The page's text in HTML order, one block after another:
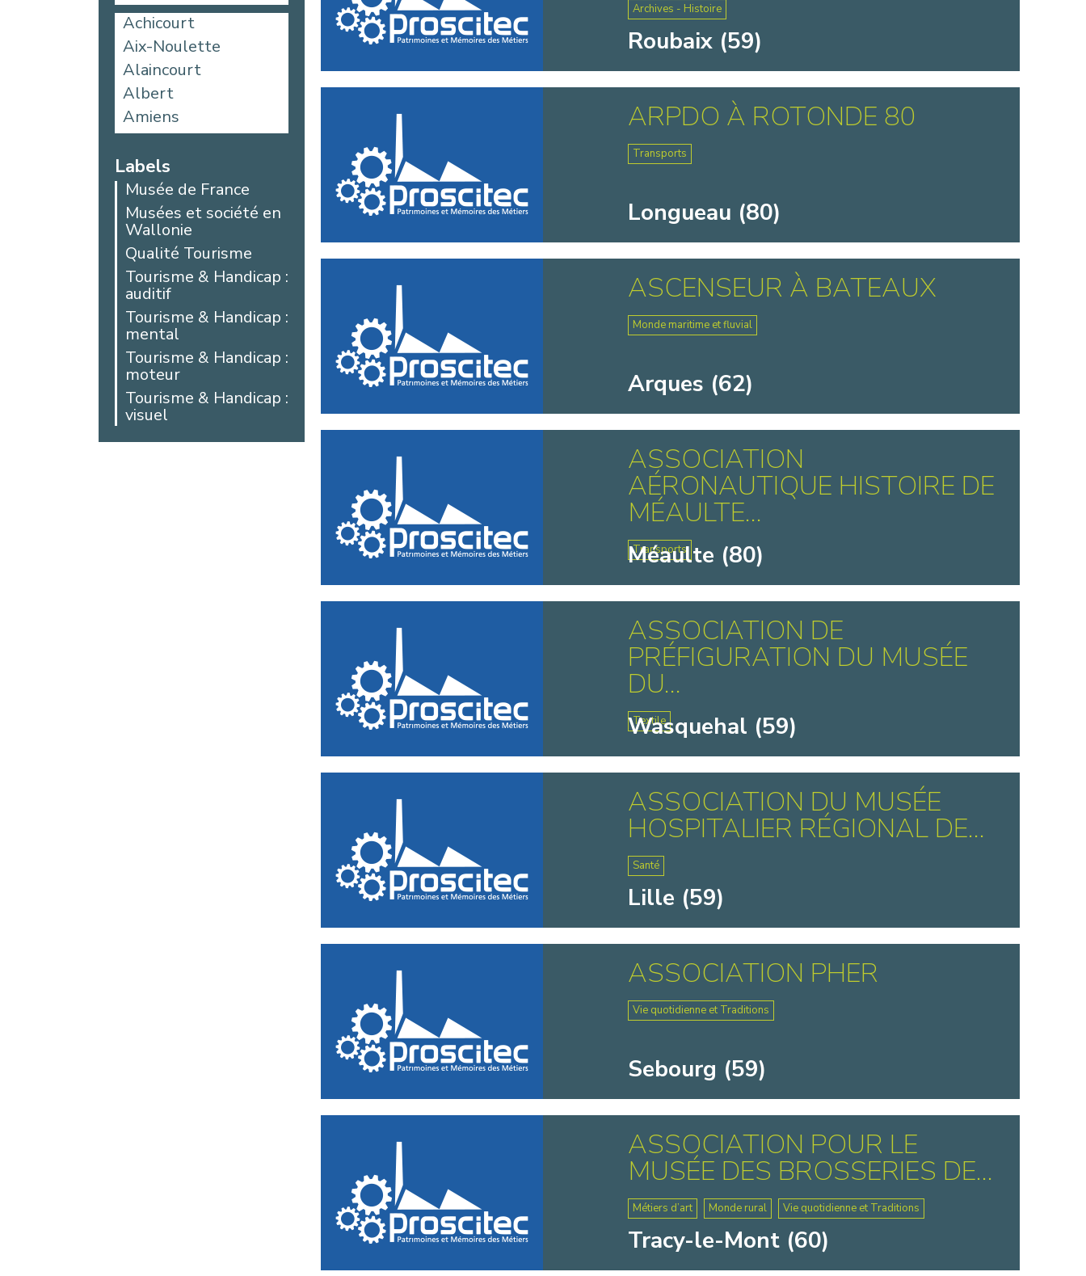
Achicourt
Aix-Noulette
Alaincourt
Albert
Amiens
Aniche
Argoules
Arques
Arras
Auby
Avesnes-les-
Aubert
Bailleul
Beaucamps-Ligny
Beaurains
Bellicourt
Berck
Béthune
Beussent
Labels
Musée de France
Musées et société en
Wallonie
Qualité Tourisme
Tourisme & Handicap :
auditif
Tourisme & Handicap :
mental
Tourisme & Handicap :
moteur
Tourisme & Handicap :
visuel
Archives - Histoire
Roubaix (59)
ARPDO À ROTONDE 80
Transports
Longueau (80)
ASCENSEUR À BATEAUX
Monde maritime et fluvial
Arques (62)
ASSOCIATION
AÉRONAUTIQUE HISTOIRE DE
MÉAULTE...
Transports
Méaulte (80)
ASSOCIATION DE
PRÉFIGURATION DU MUSÉE
DU...
Textile
Wasquehal (59)
ASSOCIATION DU MUSÉE
HOSPITALIER RÉGIONAL DE...
Santé
Lille (59)
ASSOCIATION PHER
Vie quotidienne et Traditions
Sebourg (59)
ASSOCIATION POUR LE
MUSÉE DES BROSSERIES DE...
Métiers d’art Monde rural Vie quotidienne et Traditions
Tracy-le-Mont (60)